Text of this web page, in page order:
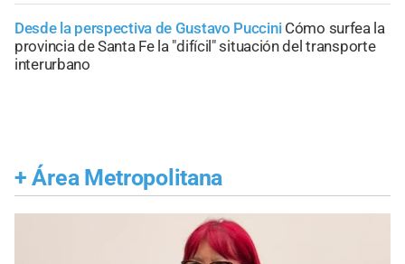
Desde la perspectiva de Gustavo Puccini Cómo surfea la
provincia de Santa Fe la "difícil" situación del transporte
interurbano
+ Área Metropolitana